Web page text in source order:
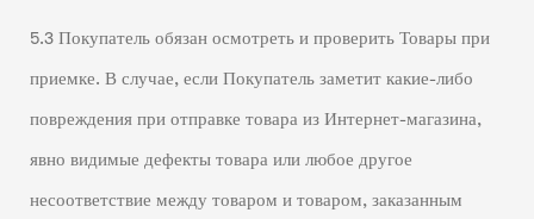
5.3 Покупатель обязан осмотреть и проверить Товары при
приемке. В случае, если Покупатель заметит какие-либо
повреждения при отправке товара из Интернет-магазина,
явно видимые дефекты товара или любое другое
несоответствие между товаром и товаром, заказанным